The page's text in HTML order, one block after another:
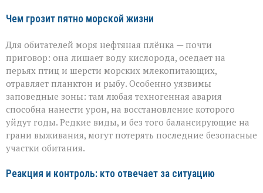
Чем грозит пятно морской жизни
Для обитателей моря нефтяная плёнка — почти
приговор: она лишает воду кислорода, оседает на
перьях птиц и шерсти морских млекопитающих,
отравляет планктон и рыбу. Особенно уязвимы
заповедные зоны: там любая техногенная авария
способна нанести урон, на восстановление которого
уйдут годы. Редкие виды, и без того балансирующие на
грани выживания, могут потерять последние безопасные
участки обитания.
Реакция и контроль: кто отвечает за ситуацию